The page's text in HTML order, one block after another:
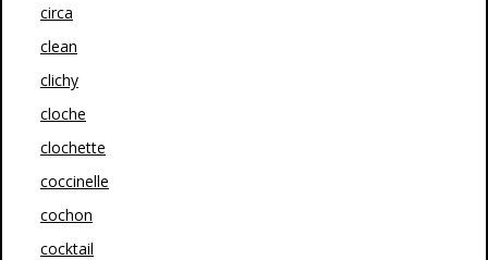
circa
clean
clichy
cloche
clochette
coccinelle
cochon
cocktail